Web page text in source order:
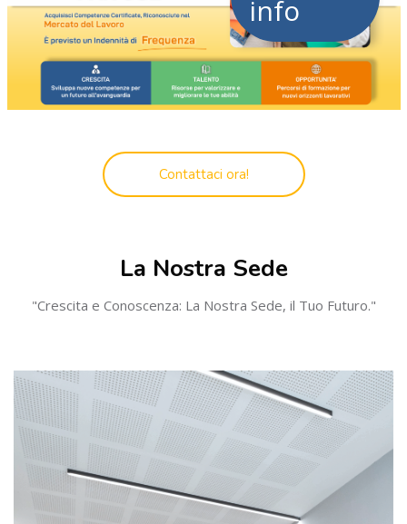
info
Contattaci ora!
La Nostra Sede
"Crescita e Conoscenza: La Nostra Sede, il Tuo Futuro."